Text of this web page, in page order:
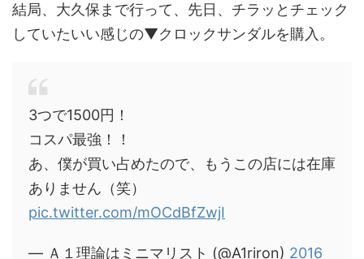
結局、大久保まで行って、先日、チラッとチェック
していたいい感じの▼クロックサンダルを購入。
3つで1500円！
コスパ最強！！
あ、僕が買い占めたので、もうこの店には在庫
ありません（笑）
pic.twitter.com/mOCdBfZwjI
— Ａ１理論はミニマリスト (@A1riron) 2016